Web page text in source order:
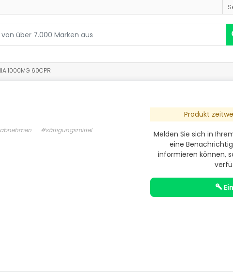
1000MG 60CPR
Produkt
Melden Sie sich in
eine
informieren können,
#sättigungsmittel